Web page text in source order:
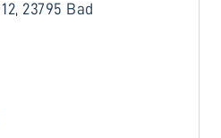
23795 Bad